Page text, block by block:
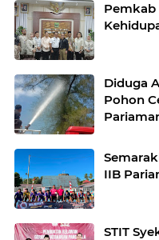
Diduga
Pohon
IIB
STIT